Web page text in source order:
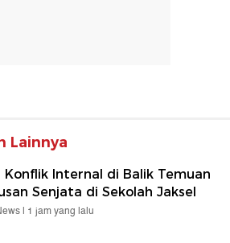
Lainnya
Konflik Internal di Balik Temuan
Senjata di Sekolah Jaksel
| 1 jam yang lalu